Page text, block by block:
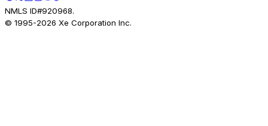
NMLS ID#920968.
© 1995-2026 Xe Corporation Inc.